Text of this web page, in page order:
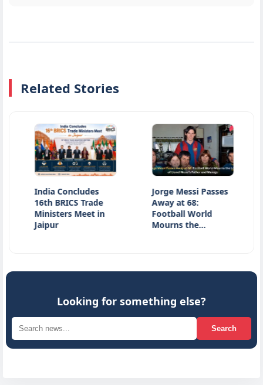
Related Stories
India Concludes
16th BRICS Trade
Ministers Meet in
Jorge Messi Passes
Away at 68:
Football World
Mourns the…
Looking for something else?
Search